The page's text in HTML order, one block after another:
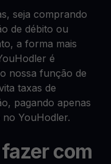
seja comprando
de débito ou
a forma mais
é
nossa função de
taxas de
pagando apenas
YouHodler.
com